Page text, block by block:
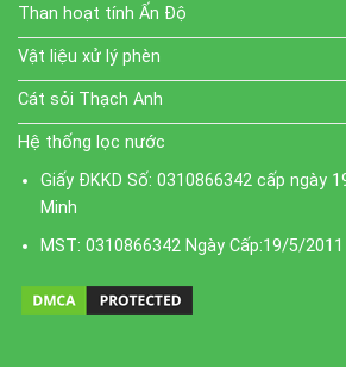
Than hoạt tính Ấn Độ
Vật liệu xử lý phèn
Cát sỏi Thạch Anh
Hệ thống lọc nước
Giấy ĐKKD Số: 0310866342 cấp ngày
Minh
MST: 0310866342 Ngày Cấp:19/5/2011